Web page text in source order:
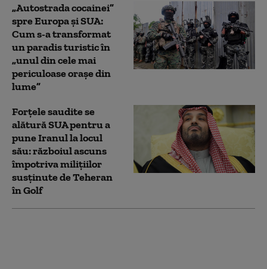
„Autostrada cocainei”
spre Europa și SUA:
Cum s-a transformat
un paradis turistic în
„unul din cele mai
periculoase orașe din
lume”
Forțele saudite se
alătură SUA pentru a
pune Iranul la locul
său: războiul ascuns
împotriva milițiilor
susținute de Teheran
în Golf